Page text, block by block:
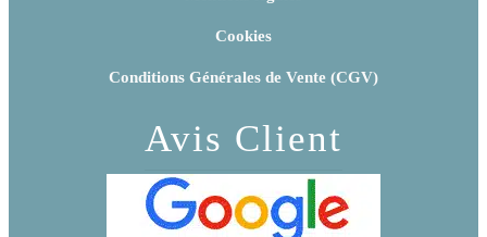
Cookies
Conditions Générales de Vente (CGV)
Avis Client